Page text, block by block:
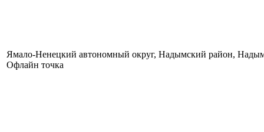
Ямало-Ненецкий автономный округ, Надымский район,
Офлайн точка